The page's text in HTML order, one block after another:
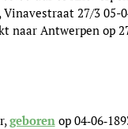
27/3 05-
naar Antwerpen op
geborenop